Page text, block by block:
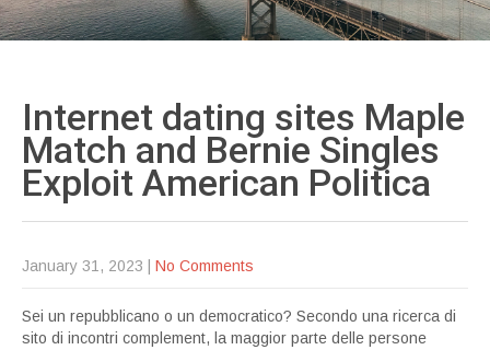
Internet dating sites Maple
Match and Bernie Singles
Exploit American Politica
January 31, 2023 No Comments
Sei un repubblicano o un democratico? Secondo una ricerca di
sito di incontri complement, la maggior parte delle persone